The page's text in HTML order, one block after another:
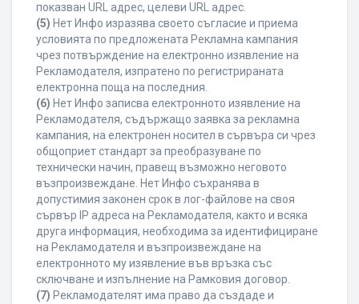
показван URL адрес, целеви URL адрес.
(5) Нет Инфо изразява своето съгласие и приема
условията по предложената Рекламна кампания
чрез потвърждение на електронно изявление на
Рекламодателя, изпратено по регистрираната
електронна поща на последния.
(6) Нет Инфо записва електронното изявление на
Рекламодателя, съдържащо заявка за рекламна
кампания, на електронен носител в сървъра си чрез
общоприет стандарт за преобразуване по
технически начин, правещ възможно неговото
възпроизвеждане. Нет Инфо съхранява в
допустимия законен срок в лог-файлове на своя
сървър IP адреса на Рекламодателя, както и всяка
друга информация, необходима за идентифициране
на Рекламодателя и възпроизвеждане на
електронното му изявление във връзка със
сключване и изпълнение на Рамковия договор.
(7) Рекламодателят има право да създаде и